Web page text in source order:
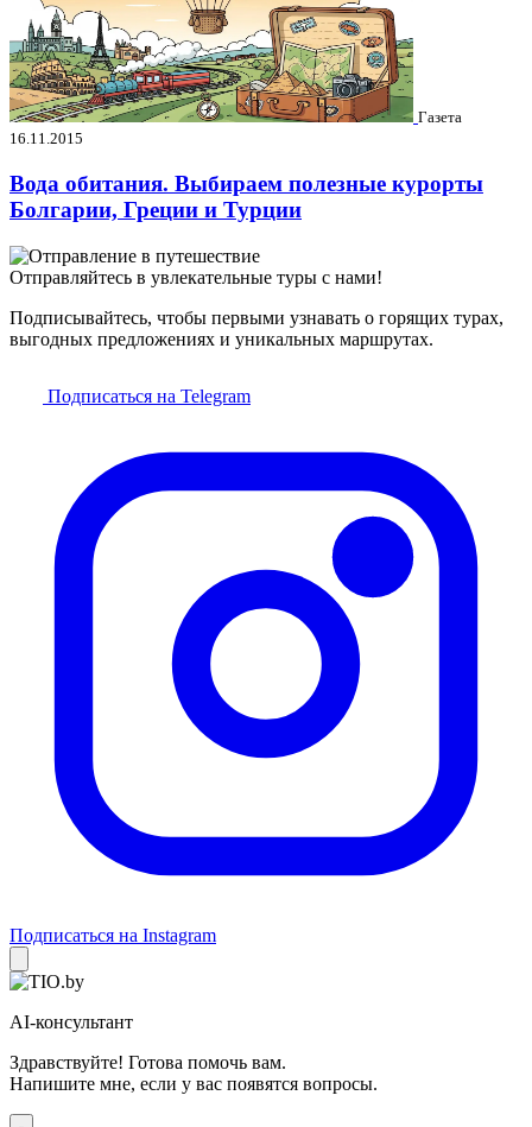
Газета
16.11.2015
Вода обитания. Выбираем полезные курорты
Болгарии, Греции и Турции
Отправляйтесь в увлекательные туры с нами!
Подписывайтесь, чтобы первыми узнавать о горящих турах,
выгодных предложениях и уникальных маршрутах.
Подписаться на Telegram
Подписаться на Instagram
AI-консультант
Здравствуйте! Готова помочь вам.
Напишите мне, если у вас появятся вопросы.